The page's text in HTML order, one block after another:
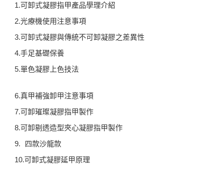
1.可卸式凝膠指甲產品學理介紹
2.光療機使用注意事項
3.可卸式凝膠與傳統不可卸凝膠之差異性
4.手足基礎保養
5.單色凝膠上色技法
6.真甲補強卸甲注意事項
7.可卸璀璨凝膠指甲製作
8.可卸剔透造型夾心凝膠指甲製作
9. 四款沙龍款
10.可卸式凝膠延甲原理